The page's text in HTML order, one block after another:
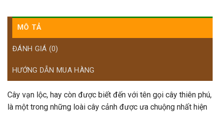
MÔ TẢ
ĐÁNH GIÁ (0)
HƯỚNG DẪN MUA HÀNG
Cây vạn lộc, hay còn được biết đến với tên gọi cây thiên phú,
là một trong những loài cây cảnh được ưa chuộng nhất hiện